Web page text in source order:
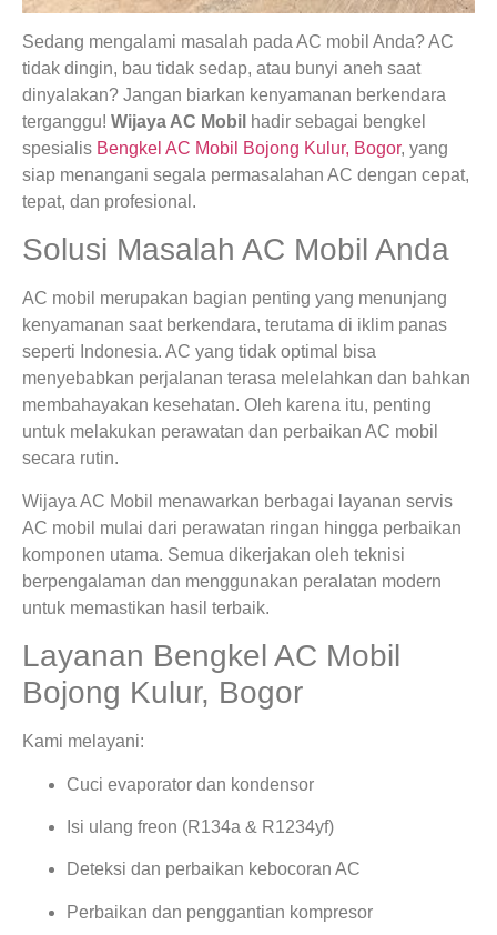
Sedang mengalami masalah pada AC mobil Anda? AC
tidak dingin, bau tidak sedap, atau bunyi aneh saat
dinyalakan? Jangan biarkan kenyamanan berkendara
terganggu! Wijaya AC Mobil hadir sebagai bengkel
spesialis Bengkel AC Mobil Bojong Kulur, Bogor, yang
siap menangani segala permasalahan AC dengan cepat,
tepat, dan profesional.
Solusi Masalah AC Mobil Anda
AC mobil merupakan bagian penting yang menunjang
kenyamanan saat berkendara, terutama di iklim panas
seperti Indonesia. AC yang tidak optimal bisa
menyebabkan perjalanan terasa melelahkan dan bahkan
membahayakan kesehatan. Oleh karena itu, penting
untuk melakukan perawatan dan perbaikan AC mobil
secara rutin.
Wijaya AC Mobil menawarkan berbagai layanan servis
AC mobil mulai dari perawatan ringan hingga perbaikan
komponen utama. Semua dikerjakan oleh teknisi
berpengalaman dan menggunakan peralatan modern
untuk memastikan hasil terbaik.
Layanan Bengkel AC Mobil
Bojong Kulur, Bogor
Kami melayani:
Cuci evaporator dan kondensor
Isi ulang freon (R134a & R1234yf)
Deteksi dan perbaikan kebocoran AC
Perbaikan dan penggantian kompresor